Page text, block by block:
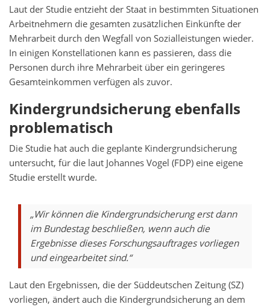
Laut der Studie entzieht der Staat in bestimmten Situationen
Arbeitnehmern die gesamten zusätzlichen Einkünfte der
Mehrarbeit durch den Wegfall von Sozialleistungen wieder.
In einigen Konstellationen kann es passieren, dass die
Personen durch ihre Mehrarbeit über ein geringeres
Gesamteinkommen verfügen als zuvor.
Kindergrundsicherung ebenfalls
problematisch
Die Studie hat auch die geplante Kindergrundsicherung
untersucht, für die laut Johannes Vogel (FDP) eine eigene
Studie erstellt wurde.
„Wir können die Kindergrundsicherung erst dann
im Bundestag beschließen, wenn auch die
Ergebnisse dieses Forschungsauftrages vorliegen
und eingearbeitet sind.“
Laut den Ergebnissen, die der Süddeutschen Zeitung (SZ)
vorliegen, ändert auch die Kindergrundsicherung an dem